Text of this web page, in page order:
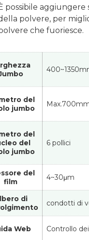
possibile aggiungere
polvere, per
che fuoriesce.
del
jumbo
del
del
jumbo
6 pollici
del
film
4~30μm
di
condotti di
Web Controllo